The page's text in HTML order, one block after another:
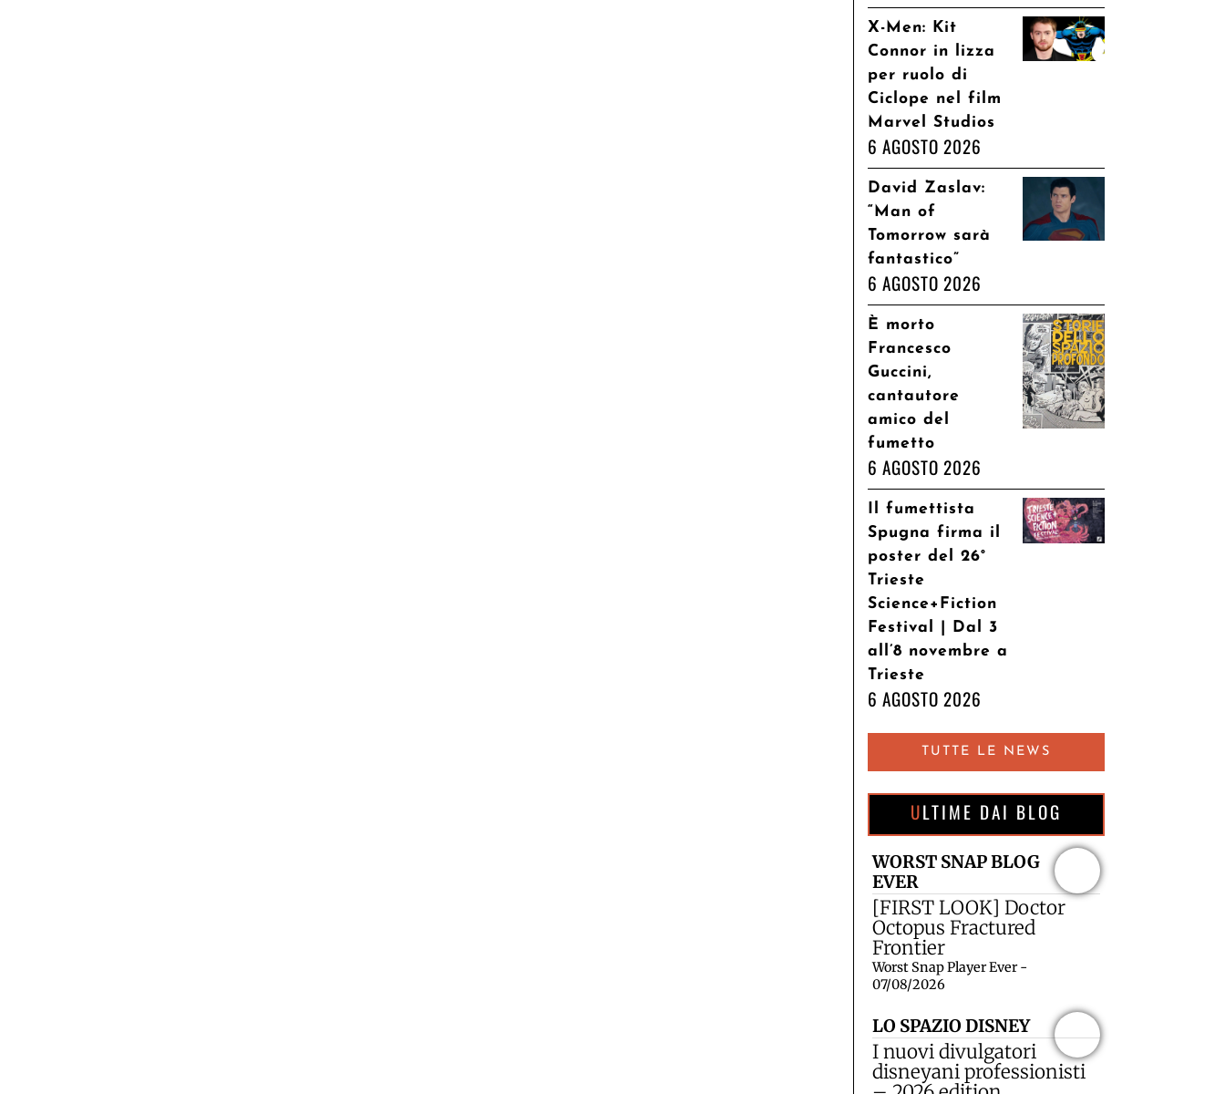
X-Men: Kit
Connor in lizza
per ruolo di
Ciclope nel film
Marvel Studios
6 AGOSTO 2026
David Zaslav:
“Man of
Tomorrow sarà
fantastico”
6 AGOSTO 2026
È morto
Francesco
Guccini,
cantautore
amico del
fumetto
6 AGOSTO 2026
Il fumettista
Spugna firma il
poster del 26°
Trieste
Science+Fiction
Festival | Dal 3
all’8 novembre a
Trieste
6 AGOSTO 2026
TUTTE LE NEWS
ULTIME DAI BLOG
WORST SNAP BLOG
EVER
[FIRST LOOK] Doctor
Octopus Fractured
Frontier
Worst Snap Player Ever -
07/08/2026
LO SPAZIO DISNEY
I nuovi divulgatori
disneyani professionisti